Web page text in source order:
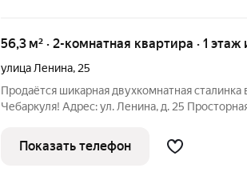
56,3 м² · 2-комнатная квартира · 1 этаж
улица Ленина, 25
Продаётся шикарная двухкомнатная сталинка
Чебаркуля! Адрес: ул. Ленина, д. 25
просторными комнатами. Летом не жарко,
Прекрасный
Показать телефон